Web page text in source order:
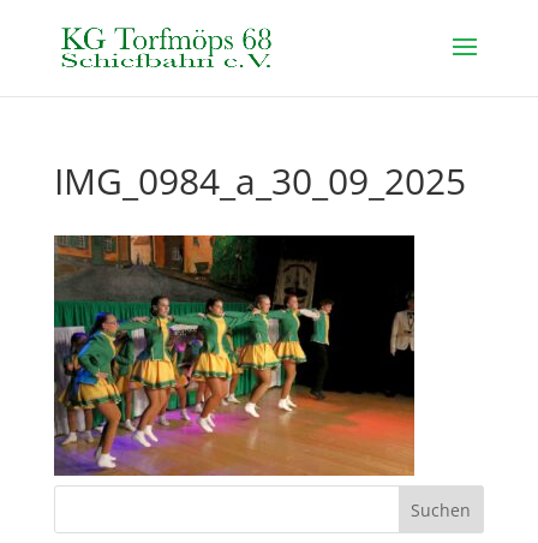
IMG_0984_a_30_09_2025